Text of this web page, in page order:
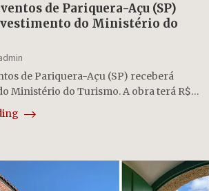
de Pariquera-Açu (SP)
do Ministério do
de Pariquera-Açu (SP) receberá
Ministério do Turismo. A obra terá R$…